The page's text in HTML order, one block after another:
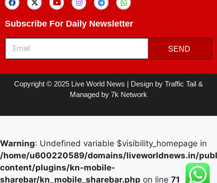
Subscribe For Daily Newsletter
SEND
Copyright © 2025 Live World News | Design by Traffic Tail &
Managed by 7k Network
Warning: Undefined variable $visibility_homepage in
/home/u600220589/domains/liveworldnews.in/
content/plugins/kn-mobile-
sharebar/kn_mobile_sharebar.php on line 71